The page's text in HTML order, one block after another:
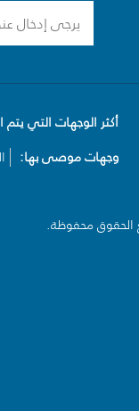
أكثر الوجهات التي يتم
وجهات موصى بها: